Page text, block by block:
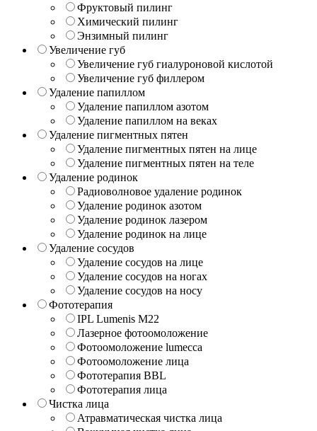
Фруктовый пилинг
Химический пилинг
Энзимный пилинг
Увеличение губ
Увеличение губ гиалуроновой кислотой
Увеличение губ филлером
Удаление папиллом
Удаление папиллом азотом
Удаление папиллом на веках
Удаление пигментных пятен
Удаление пигментных пятен на лице
Удаление пигментных пятен на теле
Удаление родинок
Радиоволновое удаление родинок
Удаление родинок азотом
Удаление родинок лазером
Удаление родинок на лице
Удаление сосудов
Удаление сосудов на лице
Удаление сосудов на ногах
Удаление сосудов на носу
Фототерапия
IPL Lumenis M22
Лазерное фотоомоложение
Фотоомоложение lumecca
Фотоомоложение лица
Фототерапия BBL
Фототерапия лица
Чистка лица
Атравматическая чистка лица